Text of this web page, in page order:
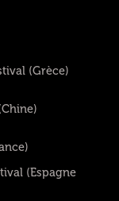
(Grèce)
(Espagne